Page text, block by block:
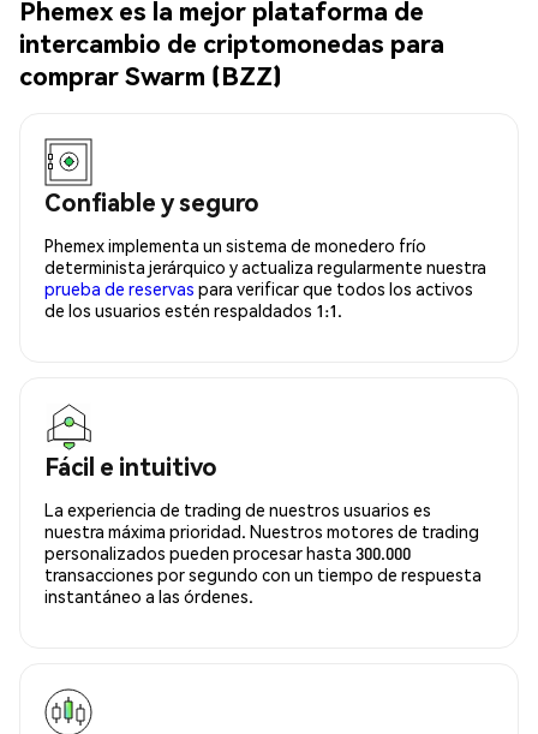
Phemex es la mejor plataforma de
intercambio de criptomonedas para
comprar Swarm (BZZ)
Confiable y seguro
Phemex implementa un sistema de monedero frío
determinista jerárquico y actualiza regularmente nuestra
prueba de reservas para verificar que todos los activos
de los usuarios estén respaldados 1:1.
Fácil e intuitivo
La experiencia de trading de nuestros usuarios es
nuestra máxima prioridad. Nuestros motores de trading
personalizados pueden procesar hasta 300.000
transacciones por segundo con un tiempo de respuesta
instantáneo a las órdenes.